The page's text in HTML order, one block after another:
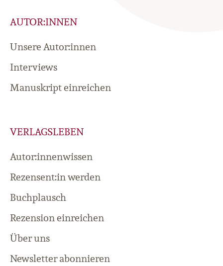
AUTOR:INNEN
Unsere Autor:innen
Interviews
Manuskript einreichen
VERLAGSLEBEN
Autor:innenwissen
Rezensent:in werden
Buchplausch
Rezension einreichen
Über uns
Newsletter abonnieren